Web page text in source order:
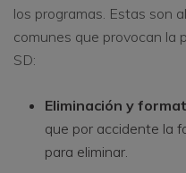
los programas. Estas son
comunes que provocan la
SD:
Eliminación y
que por accidente la
para eliminar.